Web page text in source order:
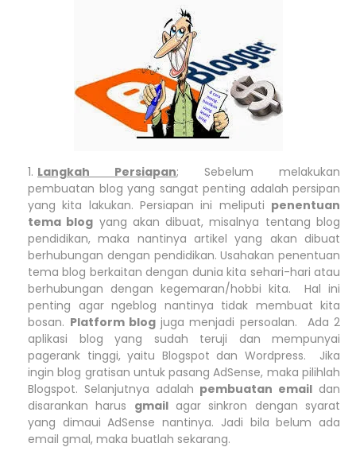
Langkah Persiapan; Sebelum melakukan
pembuatan blog yang sangat penting adalah persipan
yang kita lakukan. Persiapan ini meliputi penentuan
tema blog yang akan dibuat, misalnya tentang blog
pendidikan, maka nantinya artikel yang akan dibuat
berhubungan dengan pendidikan. Usahakan penentuan
tema blog berkaitan dengan dunia kita sehari-hari atau
berhubungan dengan kegemaran/hobbi kita. Hal ini
penting agar ngeblog nantinya tidak membuat kita
bosan. Platform blog juga menjadi persoalan. Ada 2
aplikasi blog yang sudah teruji dan mempunyai
pagerank tinggi, yaitu Blogspot dan Wordpress. Jika
ingin blog gratisan untuk pasang AdSense, maka pilihlah
Blogspot. Selanjutnya adalah pembuatan email dan
disarankan harus gmailagar sinkron dengan syarat
yang dimaui AdSense nantinya. Jadi bila belum ada
email gmal, maka buatlah sekarang.